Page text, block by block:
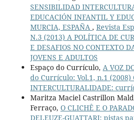
SENSIBILIDAD
EDUCACIÓN INFANTIL Y
MURCIA, ESPAÑA , Revista
N.3 (2013) A POLÍTICA DE
E DESAFIOS NO CONTEXTO
JOVENS E ADULTOS
Espaço do Currículo, A VOZ
do Currículo: Vol.1, n.1 (2008)
INTERCULTURALIDADE:
Maritza Maciel Castrillon
Ferraço, O CLICHÊ E O
DELEUZE-GUATTARI: pistas